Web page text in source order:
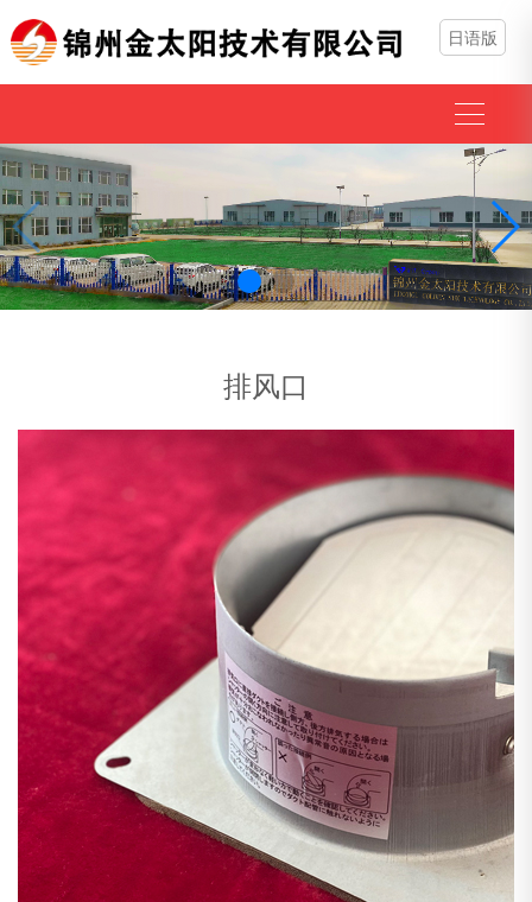
日语版
排风口